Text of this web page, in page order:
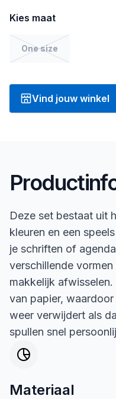
Kies maat
One size
Vind jouw winkel
Deze set bestaat uit
kleuren en een
je schriften of
verschillende
makkelijk
van papier,
weer verwijdert als
spullen snel
Materiaal